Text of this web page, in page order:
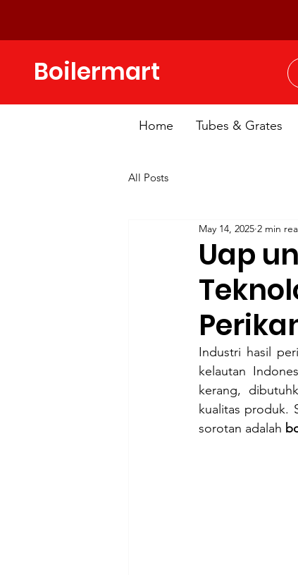
Boilermart
Home Tubes & Grates
All Posts
Uap
May 14, 2025 2 min
Industri hasil
kelautan
kerang,
kualitas produk.
sorotan adalah